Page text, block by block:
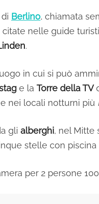
Berlino, chiamata
nelle guide
.
in cui si può
e la Torre della TV
nei locali notturni più
gli alberghi, nel Mitte
stelle con
per 2 persone